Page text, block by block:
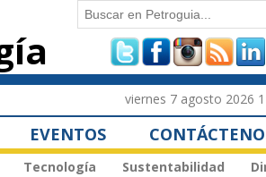
Formulario de
búsqueda
Buscar
viernes 7 agosto 2026
EVENTOS
Tecnología Sustentabilidad